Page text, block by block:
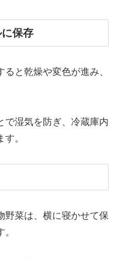
保存
と乾燥や変色が進み、
で湿気を防ぎ、冷蔵庫内
。
野菜は、横に寝かせて保